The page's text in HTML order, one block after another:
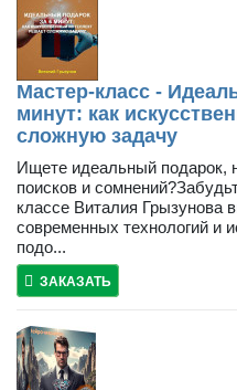
Мастер-класс -
минут: как
сложную задачу
Ищете идеальный подарок,
поисков и
классе Виталия Грызунова
современных технологий и
подо...
ЗАКАЗАТЬ